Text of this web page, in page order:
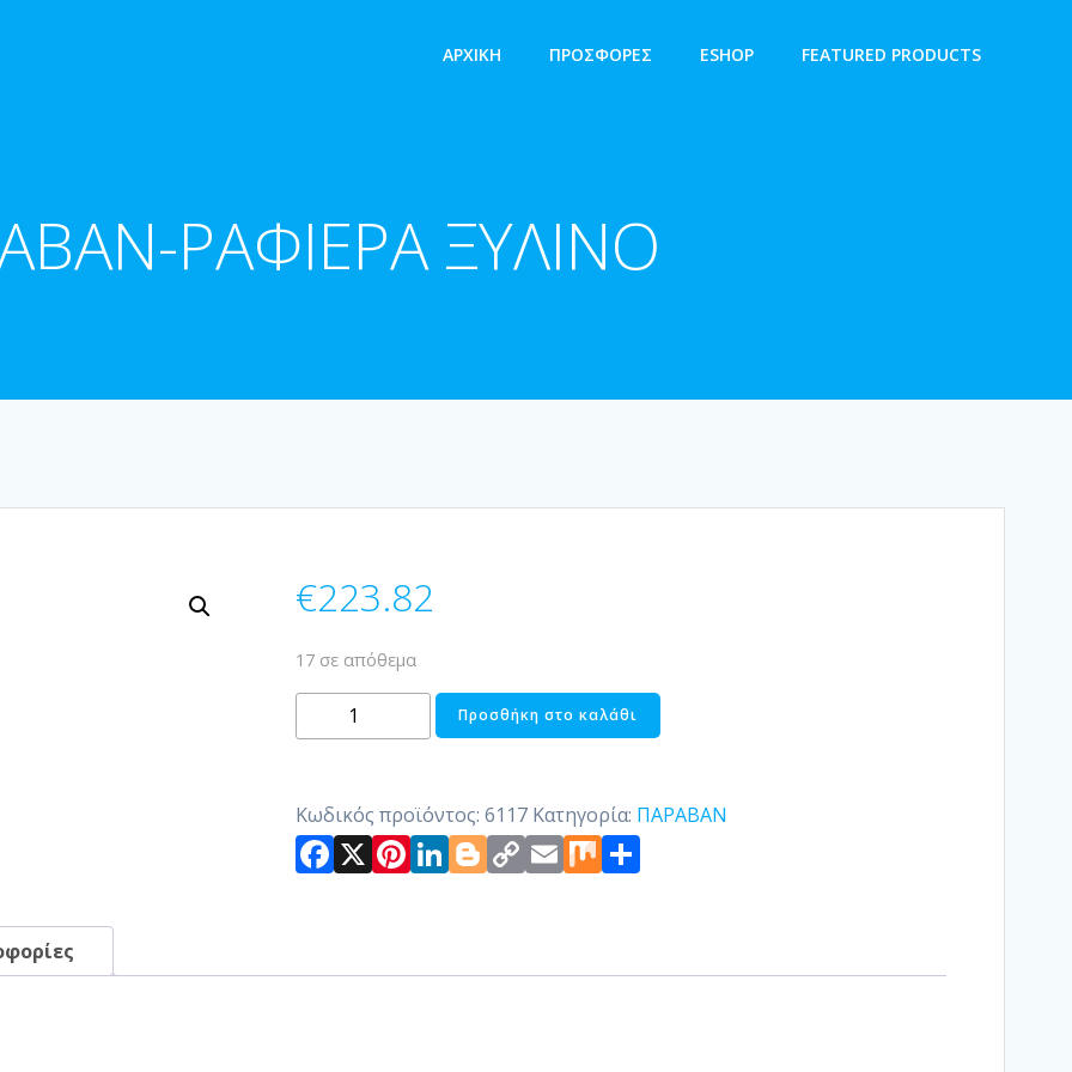
ΑΡΧΙΚΉ ΠΡΟΣΦΟΡΕΣ ESHOP FEATURED PRODUCTS
ΡΑΦΙΕΡΑ ΞΥΛΙΝΟ
€223.82
17 σε απόθεμα
ΠΑΡΑΒΑΝ-
ΡΑΦΙΕΡΑ
Προσθήκη στο καλάθι
Κωδικός προϊόντος: 6117 Κατηγορία: ΠΑΡΑΒΑΝ
Facebook
X Pinterest
LinkedIn
Blogger
Copy
Link
Email
MixΜοιραστείτε